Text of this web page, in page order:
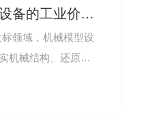
微缩精工，承载匠心：机械模型设备的工业价值与技术魅力
领域，机械模型设
机械结构、还原设